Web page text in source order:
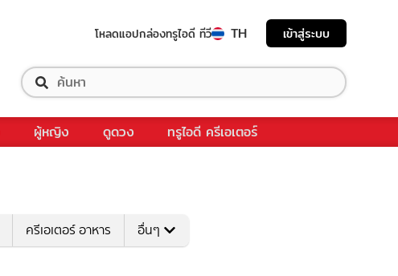
โหลดแอปกล่องทรูไอดี ทีวี TH เข้าสู่ระบบ
ผู้หญิง ดูดวง ทรูไอดี ครีเอเตอร์
ครีเอเตอร์ อาหาร อื่นๆ